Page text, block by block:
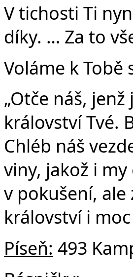
V tichosti Ti
díky. … Za to
Voláme k
„Otče náš,
království Tvé.
Chléb náš
viny, jakož i
v pokušení, ale
království i
Píseň: 493